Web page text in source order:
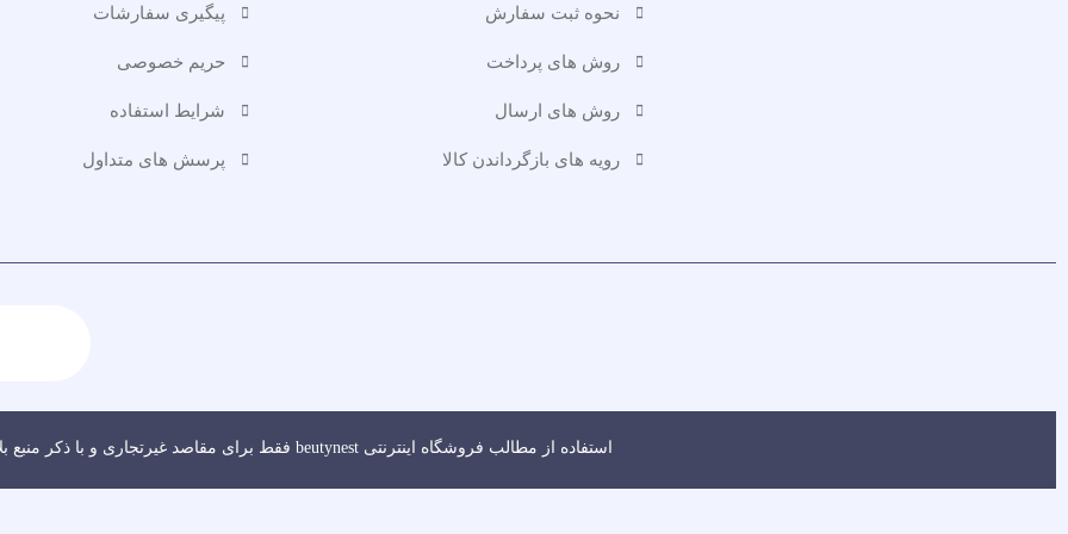
نحوه ثبت سفارش
روش های پرداخت
روش های ارسال
رویه های بازگرداندن کالا
پیگیری سفارشات
حریم خصوصی
شرایط استفاده
پرسش های متداول
استفاده از مطالب فروشگاه اینترنتی beutynest فقط برای مقاصد غیرتجاری و با ذکر منبع بلامانع است.